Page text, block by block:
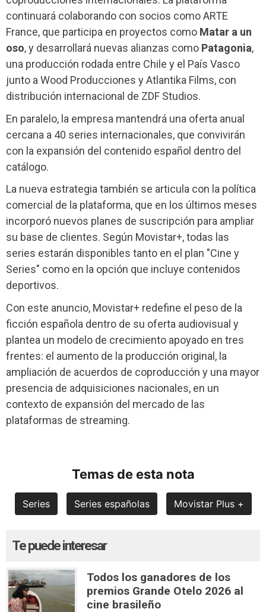
continuará colaborando con socios como ARTE
France, que participa en proyectos como Matar a un
oso, y desarrollará nuevas alianzas como Patagonia,
una producción rodada entre Chile y el País Vasco
junto a Wood Producciones y Atlantika Films, con
distribución internacional de ZDF Studios.
En paralelo, la empresa mantendrá una oferta anual
cercana a 40 series internacionales, que convivirán
con la expansión del contenido español dentro del
catálogo.
La nueva estrategia también se articula con la política
comercial de la plataforma, que en los últimos meses
incorporó nuevos planes de suscripción para ampliar
su base de clientes. Según Movistar+, todas las
series estarán disponibles tanto en el plan "Cine y
Series" como en la opción que incluye contenidos
deportivos.
Con este anuncio, Movistar+ redefine el peso de la
ficción española dentro de su oferta audiovisual y
plantea un modelo de crecimiento apoyado en tres
frentes: el aumento de la producción original, la
ampliación de acuerdos de coproducción y una mayor
presencia de adquisiciones nacionales, en un
contexto de expansión del mercado de las
plataformas de streaming.
Temas de esta nota
Series Series españolas Movistar Plus +
Te puede interesar
Todos los ganadores de los
premios Grande Otelo 2026 al
cine brasileño